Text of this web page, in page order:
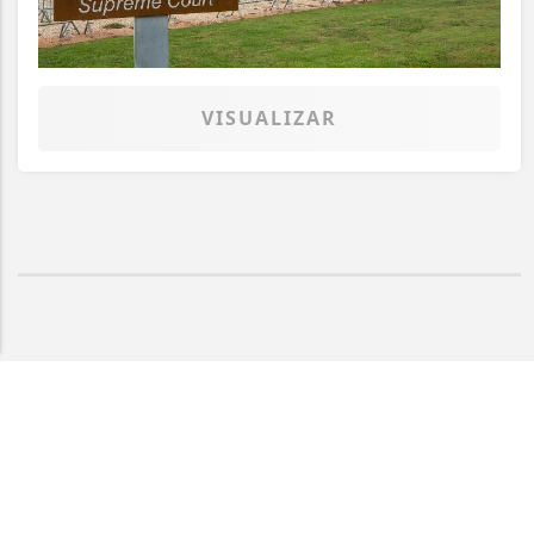
VISUALIZAR
Esse site utiliza cookies para melhorar sua